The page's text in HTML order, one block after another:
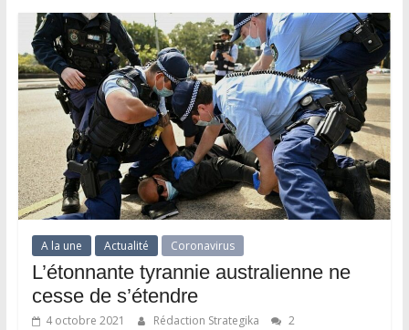
A la une Actualité Coronavirus
L’étonnante tyrannie australienne ne
cesse de s’étendre
4 octobre 2021 Rédaction Strategika
2